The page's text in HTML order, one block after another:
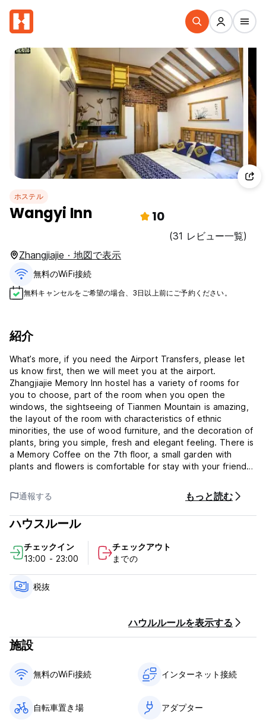
ホステル
Wangyi Inn 10
(31 レビュー一覧)
Zhangjiajie · 地図で表示
無料のWiFi接続
無料キャンセルをご希望の場合、3日以上前にご予約ください。
紹介
What’s more, if you need the Airport Transfers, please let
us know first, then we will meet you at the airport.
Zhangjiajie Memory Inn hostel has a variety of rooms for
you to choose, part of the room when you open the
windows, the sightseeing of Tianmen Mountain is amazing,
the layout of the room with characteristics of ethnic
minorities, the use of wood furniture, and the decoration of
plants, bring you simple, fresh and elegant feeling. There is
a Memory Coffee on the 7th floor, a small garden with
plants and flowers is comfortable for stay with your friends,
balcony of trees and flowers, which will give you a nice
atmosphere.
通報する もっと読む
ハウスルール
チェックイン
13:00 - 23:00
チェックアウト
までの
税抜
ハウルルールを表示する
施設
無料のWiFi接続 インターネット接続
自転車置き場 アダプター